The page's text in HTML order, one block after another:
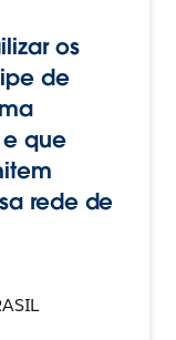
os
de
que
rede de